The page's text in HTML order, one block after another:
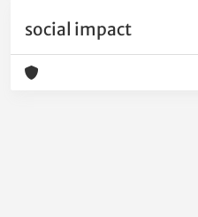
social impact